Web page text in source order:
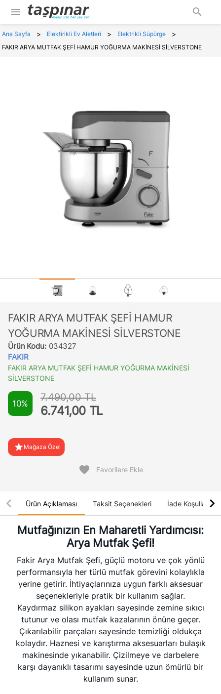
menu search
Ana Sayfa > Elektirikli Ev Aletleri > Elektrikli Süpürge >
FAKIR ARYA MUTFAK ŞEFİ HAMUR YOĞURMA MAKİNESİ SİLVERSTONE
FAKIR ARYA MUTFAK ŞEFİ HAMUR
YOĞURMA MAKİNESİ SİLVERSTONE
Ürün Kodu: 034327
FAKIR
FAKIR ARYA MUTFAK ŞEFİ HAMUR YOĞURMA MAKİNESİ
SİLVERSTONE
10%
7.490,00 TL
6.741,00 TL
star Mağaza Özel
favorite Favorilere Ekle
Ürün Açıklaması Taksit Seçenekleri İade Koşulları
chevron_left chevron_right
Mutfağınızın En Maharetli Yardımcısı:
Arya Mutfak Şefi!
Fakir Arya Mutfak Şefi, güçlü motoru ve çok yönlü
performansıyla her türlü mutfak görevini kolaylıkla
yerine getirir. İhtiyaçlarınıza uygun farklı aksesuar
seçenekleriyle pratik bir kullanım sağlar.
Kaydırmaz silikon ayakları sayesinde zemine sıkıcı
tutunur ve olası mutfak kazalarının önüne geçer.
Çıkarılabilir parçaları sayesinde temizliği oldukça
kolaydır. Haznesi ve karıştırma aksesuarları bulaşık
makinesinde yıkanabilir. Çizilmeye ve darbelere
karşı dayanıklı tasarımı sayesinde uzun ömürlü bir
kullanım sunar.